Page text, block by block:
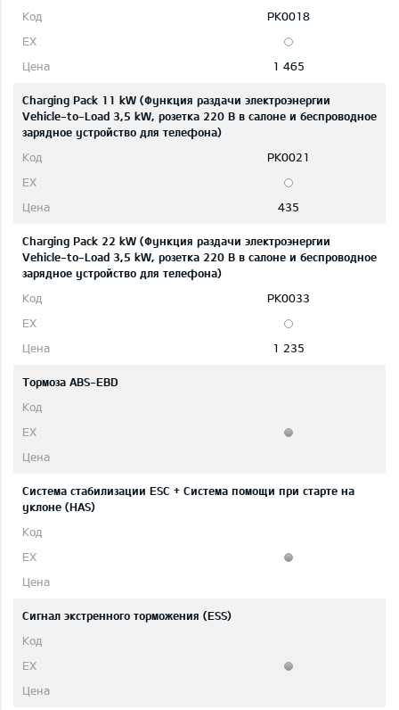
PK0018
1 465
Charging Pack 11 kW (Функция раздачи электроэнергии
Vehicle-to-Load 3,5 kW, розетка 220 В в салоне и беспроводное
зарядное устройство для телефона)
PK0021
435
Charging Pack 22 kW (Функция раздачи электроэнергии
Vehicle-to-Load 3,5 kW, розетка 220 В в салоне и беспроводное
зарядное устройство для телефона)
PK0033
1 235
Тормоза ABS-EBD
Система стабилизации ESC + Система помощи при старте на
уклоне (HAS)
Сигнал экстренного торможения (ESS)